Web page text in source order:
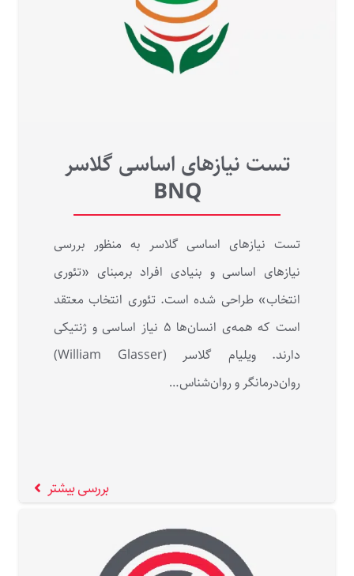
تست نیازهای اساسی گلاسر
BNQ
تست نیازهای اساسی گلاسر به منظور بررسی
نیازهای اساسی و بنیادی افراد برمبنای «تئوری
انتخاب» طراحی شده است. تئوری انتخاب معتقد
است که همه‌ی انسان‌ها ۵ نیاز اساسی و ژنتیکی
دارند. ویلیام گلاسر (William Glasser)
روان‌درمانگر و روان‌شناس…
بررسی بیشتر